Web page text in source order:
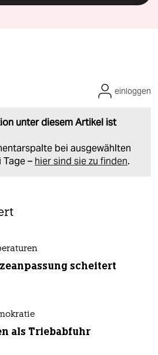
unter diesem Artikel ist
bei ausgewählten
– hier sind sie zu finden.
einloggen
scheitert
als Triebabfuhr